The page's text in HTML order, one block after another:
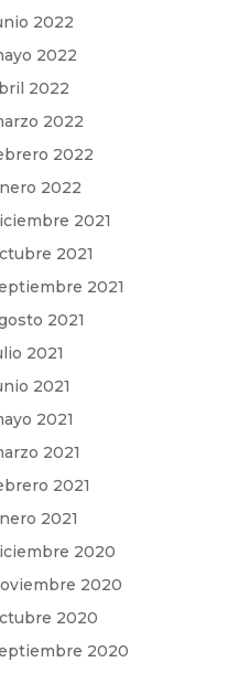
2022
2022
2022
2022
2022
2022
2021
2021
2021
2021
2021
2021
2021
2021
2021
2021
2020
2020
2020
2020